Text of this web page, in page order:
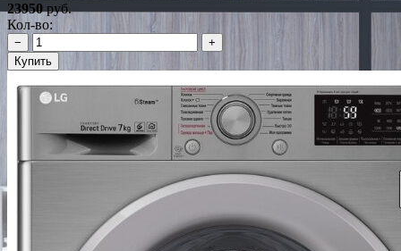
23950руб.
Кол-во:
−
+
Купить